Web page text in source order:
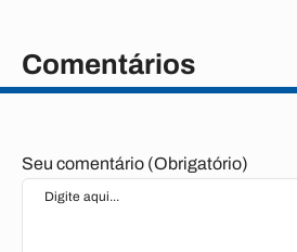
Comentários
Seu comentário (Obrigatório)